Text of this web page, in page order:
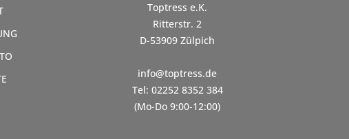
Toptress e.K.
Ritterstr. 2
D-53909 Zülpich
info@toptress.de
Tel: 02252 8352 384
(Mo-Do 9:00-12:00)